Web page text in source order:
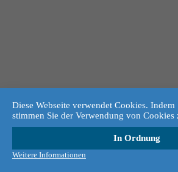
Diese Webseite verwendet Cookies.
stimmen Sie der Verwendung von Cookies
In Ordnung
Weitere Informationen